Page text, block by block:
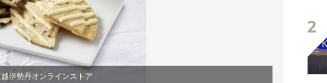
伊勢丹オンラインストア
2